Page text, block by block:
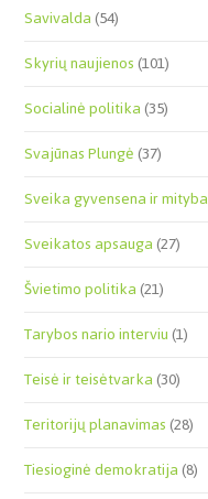
Savivalda(54)
Skyrių naujienos(101)
Socialinė politika(35)
Svajūnas Plungė(37)
Sveika gyvensena ir mityba
Sveikatos apsauga(27)
Švietimo politika(21)
Tarybos nario interviu(1)
Teisė ir teisėtvarka(30)
Teritorijų planavimas(28)
Tiesioginė demokratija(8)